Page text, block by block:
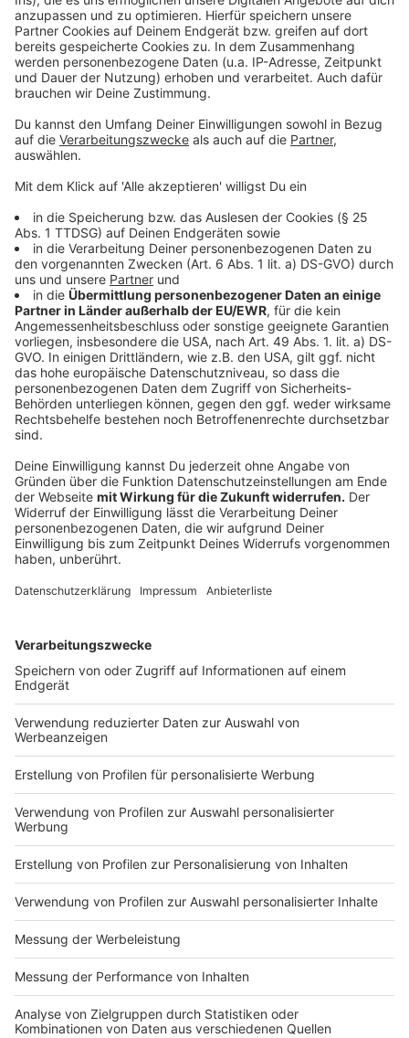
kommt lediglich auf 2,0 Sterne - aber für eine
Landeshauptstadt mit hohem Anspruch ist das
Ergebnis dennoch ein Weckruf. Viele Nutzer scheinen
sich in anderen Städten der Region besser aufgehoben
zu fühlen, wenn es um den wichtigsten Tag im Leben
geht.
Anzeige
Kritik und Lob im Netz: Was Paare bewegt
Anzeige
Für Menschen in Düsseldorf zeigt der Vergleich vor
allem eines: Beim Thema Standesamt ist in der Region
noch Luft nach oben. Die Rezensionen spiegeln oft die
persönlichen Erfahrungen mit Wartezeiten,
Freundlichkeit und der Atmosphäre vor Ort wider. Ob
Ihr Euch davon abschrecken lasst oder trotzdem in
überlassen - der Blick über die Stadtgrenze nach
Ratingen könnte für manche aber nun durchaus
verlockender werden.
Anzeige
Anzeige
Hier geht es zur kompletten Studie
Meldung aus dem Januar 2026: Düsseldorf: KI-Voice-
Bot „Sami“ verbessert Service
Geburtenzahl in Düsseldorf sinkt weiter
Anzeige
Folge uns für mehr News & Updates:
Anzeige